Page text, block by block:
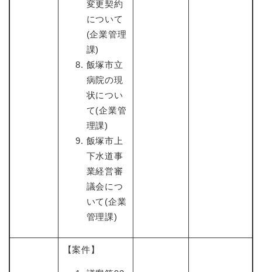
変更契約
について
(企業管理
課)
飯塚市立
病院の現
状につい
て(企業管
理課)
飯塚市上
下水道事
業経営審
議会につ
いて(企業
管理課)
【案件】